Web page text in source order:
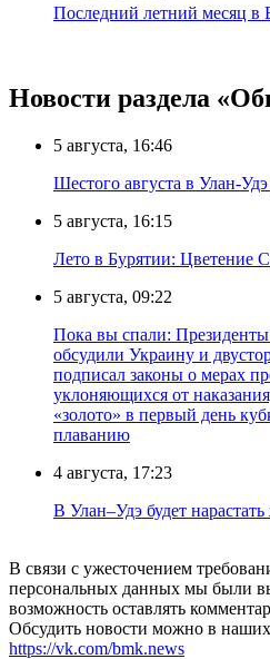
Последний летний месяц в
Новости раздела
5 августа, 16:46
Шестого августа в Улан-
5 августа, 16:15
Лето в Бурятии: Цветение
5 августа, 09:22
Пока вы спали:
обсудили Украину и
подписал законы о мерах
уклоняющихся от
«золото» в первый день
плаванию
4 августа, 17:23
В Улан–Удэ будет нарастать
В связи с ужесточением
персональных данных мы были
возможность оставлять
Обсудить новости можно в наших
https://vk.com/bmk.news